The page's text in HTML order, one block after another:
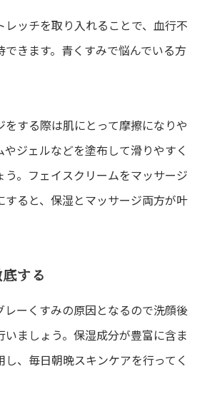
レッチを取り入れることで、血行不
できます。青くすみで悩んでいる方
をする際は肌にとって摩擦になりや
ジェルなどを塗布して滑りやすく
う。フェイスクリームをマッサージ
すると、保湿とマッサージ両方が叶
する
レーくすみの原因となるので洗顔後
いましょう。保湿成分が豊富に含ま
、毎日朝晩スキンケアを行ってく